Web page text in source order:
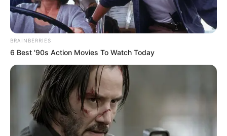
Pensiya alanlara ŞAD xəbər -Tarix açıqlandı
Xəbər xoşunuza gəldi? Sosial şəbəkələrdə paylaşın
BRAINBERRIES
6 Best '90s Action Movies To Watch Today